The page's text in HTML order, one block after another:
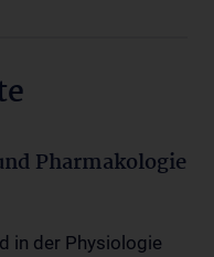
Pharmakologie
in der Physiologie